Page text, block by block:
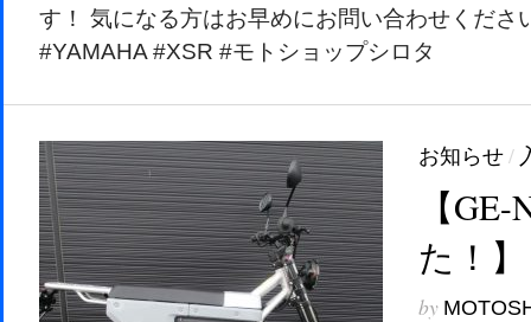
す！ 気になる方はお早めにお問い合わせくださ
#YAMAHA #XSR #モトショップシロタ
お知らせ/
【
た！】
by